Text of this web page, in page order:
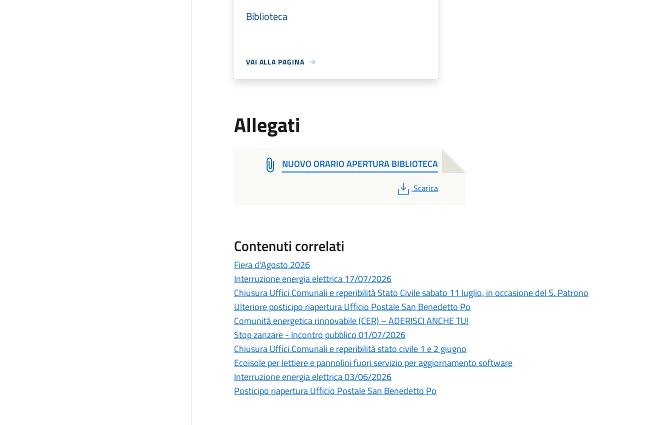
Biblioteca
VAI ALLA PAGINA
Allegati
NUOVO ORARIO APERTURA BIBLIOTECA
PDF
Scarica
Contenuti correlati
Fiera d'Agosto 2026
Interruzione energia elettrica 17/07/2026
Chiusura Uffici Comunali e reperibilità Stato Civile sabato 11 luglio, in occasione del S. Patrono
Ulteriore posticipo riapertura Ufficio Postale San Benedetto Po
Comunità energetica rinnovabile (CER) – ADERISCI ANCHE TU!
Stop zanzare - Incontro pubblico 01/07/2026
Chiusura Uffici Comunali e reperibilità stato civile 1 e 2 giugno
Ecoisole per lettiere e pannolini fuori servizio per aggiornamento software
Interruzione energia elettrica 03/06/2026
Posticipo riapertura Ufficio Postale San Benedetto Po